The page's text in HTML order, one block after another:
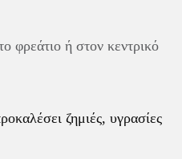
φρεάτιο ή στον κεντρικό
ζημιές, υγρασίες